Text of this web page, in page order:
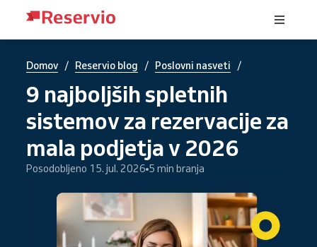
Domov / Reservio blog / Poslovni nasveti /
9 najboljših spletnih
sistemov za rezervacije za
mala podjetja v 2026
Posodobljeno 15. jul. 2026 5 min branja